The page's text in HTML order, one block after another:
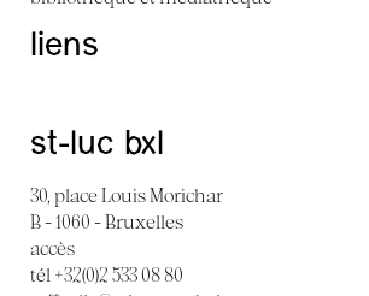
liens
st-luc bxl
30, place Louis Morichar
B - 1060 - Bruxelles
accès
tél +32(0)2 533 08 80